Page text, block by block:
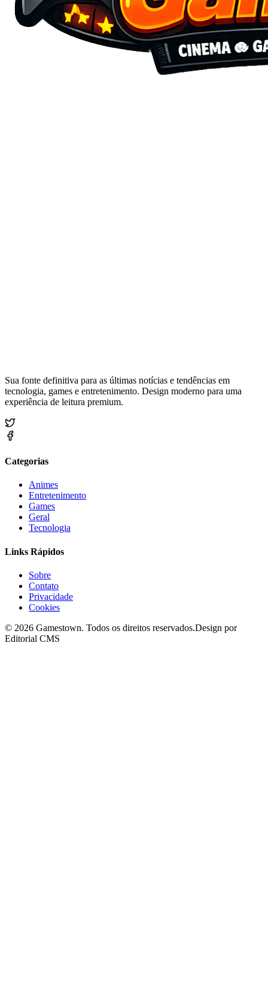
Sua fonte definitiva para as últimas notícias e tendências em
tecnologia, games e entretenimento. Design moderno para uma
experiência de leitura premium.
Categorias
Animes
Entretenimento
Games
Geral
Tecnologia
Links Rápidos
Sobre
Contato
Privacidade
Cookies
© 2026 Gamestown. Todos os direitos reservados.Design por
Editorial CMS